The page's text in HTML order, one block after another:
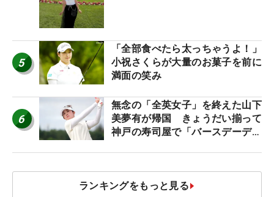
5
「全部食べたら太っちゃうよ！」
小祝さくらが大量のお菓子を前に
満面の笑み
6
無念の「全英女子」を終えた山下
美夢有が帰国 きょうだい揃って
神戸の寿司屋で「バースデーディ
ランキングをもっと見る